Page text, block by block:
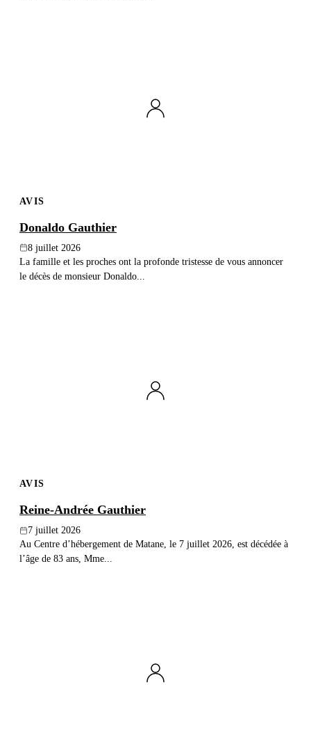
AVIS
Donaldo Gauthier
8 juillet 2026
La famille et les proches ont la profonde tristesse de vous annoncer
le décès de monsieur Donaldo...
AVIS
Reine-Andrée Gauthier
7 juillet 2026
Au Centre d’hébergement de Matane, le 7 juillet 2026, est décédée à
l’âge de 83 ans, Mme...